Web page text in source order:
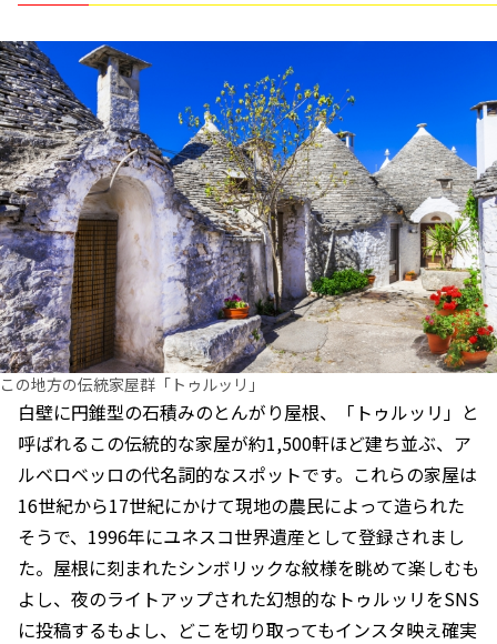
この地方の伝統家屋群「トゥルッリ」
白壁に円錐型の石積みのとんがり屋根、「トゥルッリ」と
呼ばれるこの伝統的な家屋が約1,500軒ほど建ち並ぶ、ア
ルベロベッロの代名詞的なスポットです。これらの家屋は
16世紀から17世紀にかけて現地の農民によって造られた
そうで、1996年にユネスコ世界遺産として登録されまし
た。屋根に刻まれたシンボリックな紋様を眺めて楽しむも
よし、夜のライトアップされた幻想的なトゥルッリをSNS
に投稿するもよし、どこを切り取ってもインスタ映え確実